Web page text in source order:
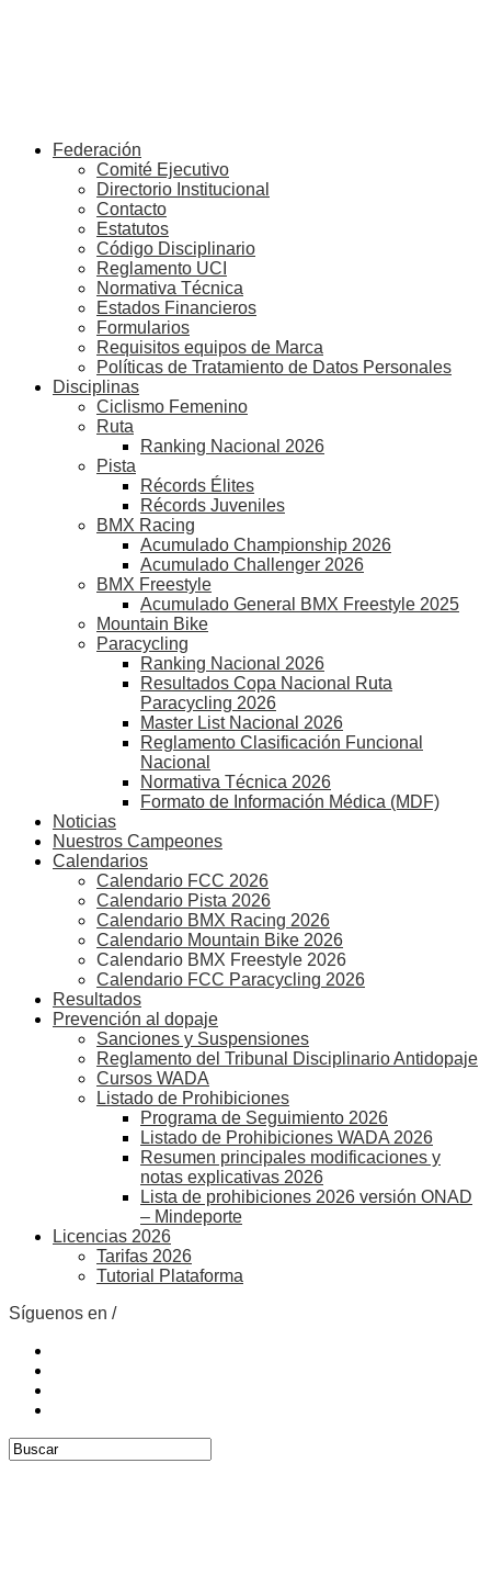
Federación
Comité Ejecutivo
Directorio Institucional
Contacto
Estatutos
Código Disciplinario
Reglamento UCI
Normativa Técnica
Estados Financieros
Formularios
Requisitos equipos de Marca
Políticas de Tratamiento de Datos Personales
Disciplinas
Ciclismo Femenino
Ruta
Ranking Nacional 2026
Pista
Récords Élites
Récords Juveniles
BMX Racing
Acumulado Championship 2026
Acumulado Challenger 2026
BMX Freestyle
Acumulado General BMX Freestyle 2025
Mountain Bike
Paracycling
Ranking Nacional 2026
Resultados Copa Nacional Ruta
Paracycling 2026
Master List Nacional 2026
Reglamento Clasificación Funcional
Nacional
Normativa Técnica 2026
Formato de Información Médica (MDF)
Noticias
Nuestros Campeones
Calendarios
Calendario FCC 2026
Calendario Pista 2026
Calendario BMX Racing 2026
Calendario Mountain Bike 2026
Calendario BMX Freestyle 2026
Calendario FCC Paracycling 2026
Resultados
Prevención al dopaje
Sanciones y Suspensiones
Reglamento del Tribunal Disciplinario Antidopaje
Cursos WADA
Listado de Prohibiciones
Programa de Seguimiento 2026
Listado de Prohibiciones WADA 2026
Resumen principales modificaciones y
notas explicativas 2026
Lista de prohibiciones 2026 versión ONAD
– Mindeporte
Licencias 2026
Tarifas 2026
Tutorial Plataforma
Síguenos en /